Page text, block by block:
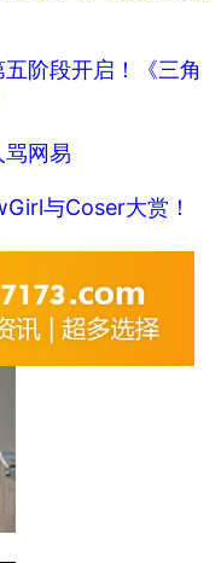
阶段开启！《三角
骂网易
与Coser大赏！